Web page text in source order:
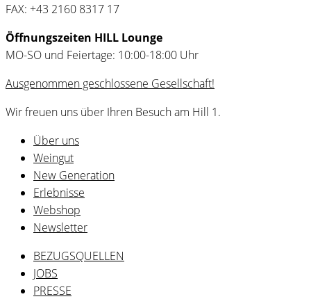
FAX: +43 2160 8317 17
Öffnungszeiten HILL Lounge
MO-SO und Feiertage: 10:00-18:00 Uhr
Ausgenommen geschlossene Gesellschaft!
Wir freuen uns über Ihren Besuch am Hill 1.
Über uns
Weingut
New Generation
Erlebnisse
Webshop
Newsletter
BEZUGSQUELLEN
JOBS
PRESSE